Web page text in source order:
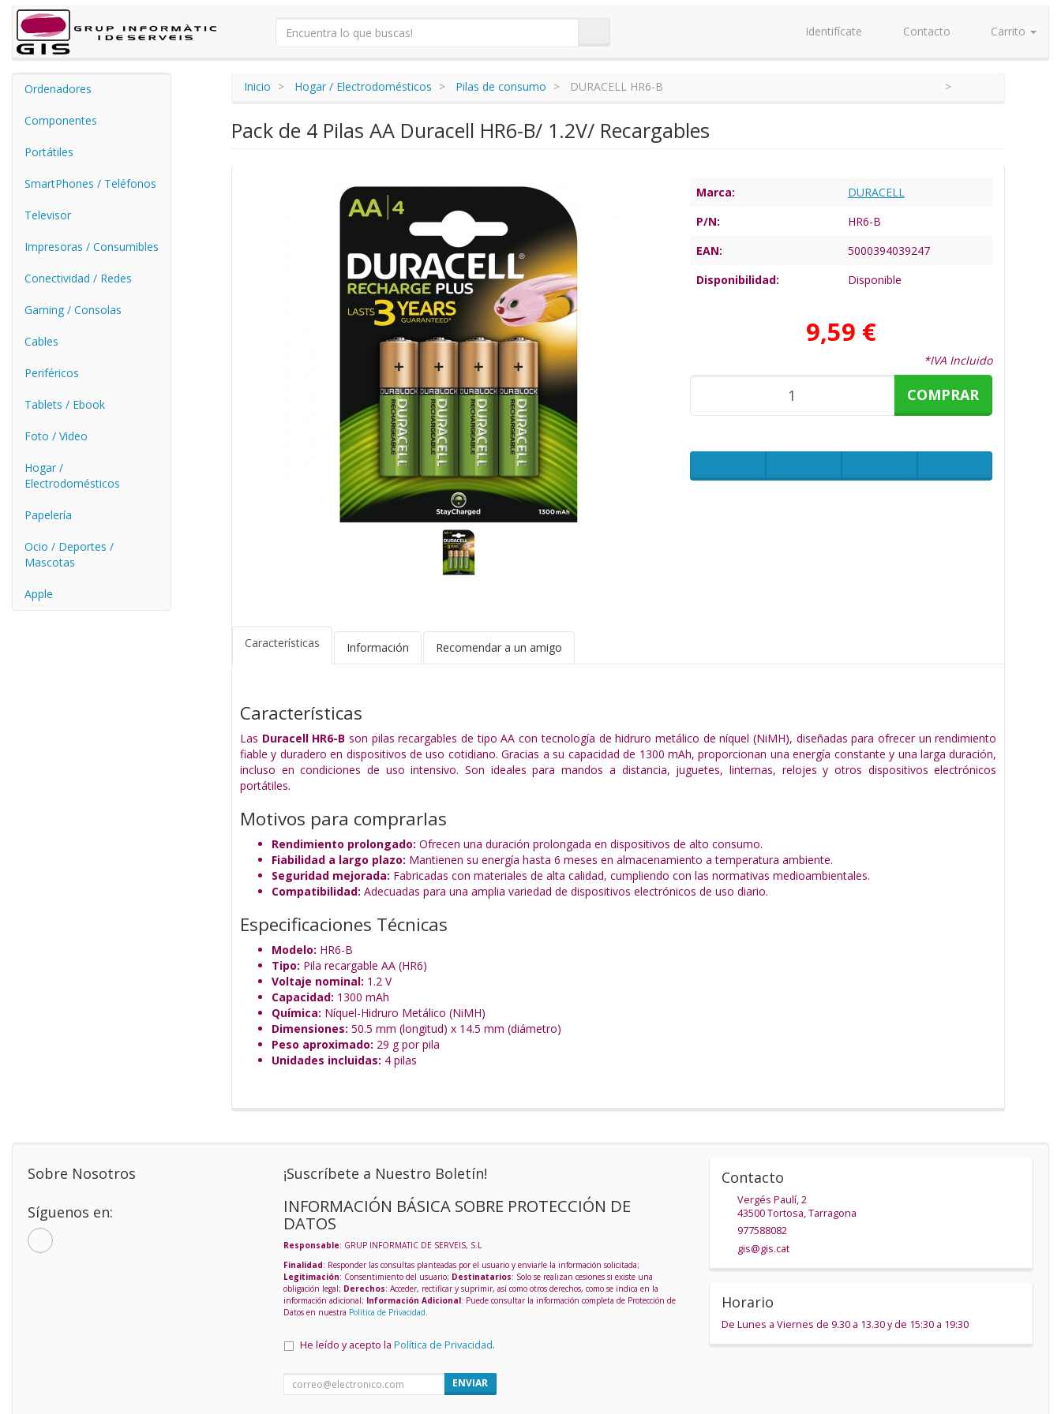
Identifícate Contacto Carrito
Ordenadores
Componentes
Portátiles
SmartPhones / Teléfonos
Televisor
Impresoras / Consumibles
Conectividad / Redes
Gaming / Consolas
Cables
Periféricos
Tablets / Ebook
Foto / Video
Hogar /
Electrodomésticos
Papelería
Ocio / Deportes /
Mascotas
Apple
Inicio Hogar / Electrodomésticos Pilas de consumo DURACELL HR6-B
Pack de 4 Pilas AA Duracell HR6-B/ 1.2V/ Recargables
Marca:
DURACELL
P/N:
HR6-B
EAN:
5000394039247
Disponibilidad:
Disponible
9,59 €
*IVA Incluido
COMPRAR
Características Información Recomendar a un amigo
Características
Las Duracell HR6-B son pilas recargables de tipo AA con tecnología de hidruro metálico de níquel (NiMH), diseñadas para ofrecer un rendimiento
fiable y duradero en dispositivos de uso cotidiano. Gracias a su capacidad de 1300 mAh, proporcionan una energía constante y una larga duración,
incluso en condiciones de uso intensivo. Son ideales para mandos a distancia, juguetes, linternas, relojes y otros dispositivos electrónicos
portátiles.
Motivos para comprarlas
Rendimiento prolongado: Ofrecen una duración prolongada en dispositivos de alto consumo.
Fiabilidad a largo plazo: Mantienen su energía hasta 6 meses en almacenamiento a temperatura ambiente.
Seguridad mejorada: Fabricadas con materiales de alta calidad, cumpliendo con las normativas medioambientales.
Compatibilidad: Adecuadas para una amplia variedad de dispositivos electrónicos de uso diario.
Especificaciones Técnicas
Modelo: HR6-B
Tipo: Pila recargable AA (HR6)
Voltaje nominal: 1.2 V
Capacidad: 1300 mAh
Química: Níquel-Hidruro Metálico (NiMH)
Dimensiones: 50.5 mm (longitud) x 14.5 mm (diámetro)
Peso aproximado: 29 g por pila
Unidades incluidas: 4 pilas
Sobre Nosotros
Síguenos en:
¡Suscríbete a Nuestro Boletín!
INFORMACIÓN BÁSICA SOBRE PROTECCIÓN DE
DATOS
Responsable: GRUP INFORMATIC DE SERVEIS, S.L
Finalidad: Responder las consultas planteadas por el usuario y enviarle la información solicitada;
Legitimación: Consentimiento del usuario; Destinatarios: Solo se realizan cesiones si existe una
obligación legal; Derechos: Acceder, rectificar y suprimir, así como otros derechos, como se indica en la
información adicional; Información Adicional: Puede consultar la información completa de Protección de
Datos en nuestra Política de Privacidad.
He leído y acepto la Política de Privacidad.
ENVIAR
Contacto
Vergés Paulí, 2
43500Tortosa,Tarragona
977588082
gis@gis.cat
Horario
De Lunes a Viernes de 9.30 a 13.30 y de 15:30 a 19:30